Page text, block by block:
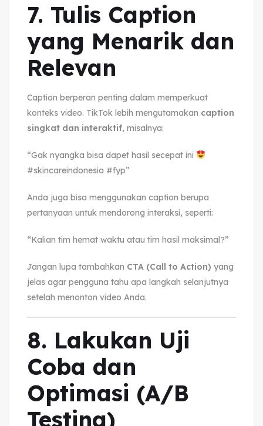
7. Tulis Caption
yang Menarik dan
Relevan
Caption berperan penting dalam memperkuat
konteks video. TikTok lebih mengutamakan caption
singkat dan interaktif, misalnya:
“Gak nyangka bisa dapet hasil secepat ini
#skincareindonesia #fyp”
Anda juga bisa menggunakan caption berupa
pertanyaan untuk mendorong interaksi, seperti:
“Kalian tim hemat waktu atau tim hasil maksimal?”
Jangan lupa tambahkan CTA (Call to Action) yang
jelas agar pengguna tahu apa langkah selanjutnya
setelah menonton video Anda.
8. Lakukan Uji
Coba dan
Optimasi (A/B
Testing)